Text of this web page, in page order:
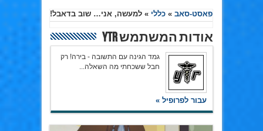
פאסט-סאב »כללי »למעשה, אני… שוב בדאבל!
אודות המשתמש YTR
גמד הגינה עם התשובה - בירה! רק
חבל ששכחתי מה השאלה...
עבור לפרופיל »